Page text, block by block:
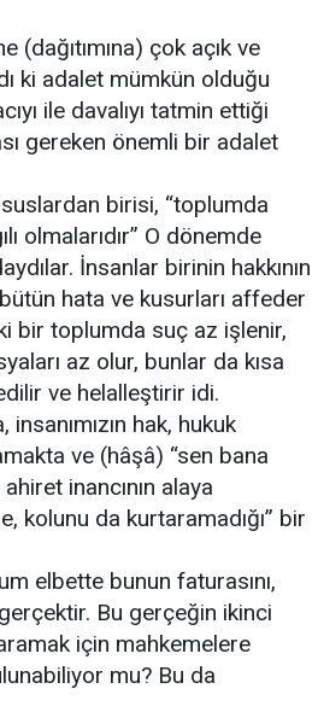
çok açık ve
ki adalet mümkün olduğu
ile davalıyı tatmin ettiği
gereken önemli bir adalet
birisi, “toplumda
olmalarıdır” O dönemde
İnsanlar birinin hakkının
hata ve kusurları affeder
bir toplumda suç az işlenir,
az olur, bunlar da kısa
ve helalleştirir idi.
hak, hukuk
ve (hâşâ) “sen bana
inancının alaya
kolunu da kurtaramadığı” bir
elbette bunun faturasını,
Bu gerçeğin ikinci
için mahkemelere
mu? Bu da